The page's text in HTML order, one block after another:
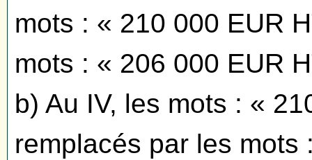
mots : « 210 000 EUR
mots : « 206 000 EUR
b) Au IV, les mots : «
remplacés par les mots